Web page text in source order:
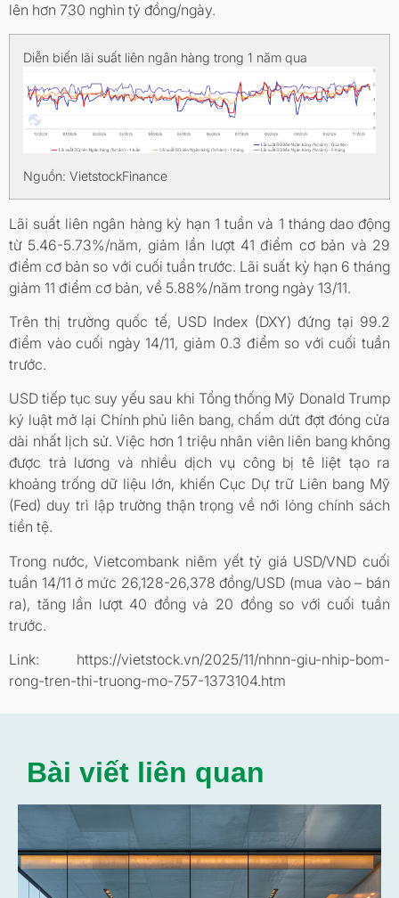
lên hơn 730 nghìn tỷ đồng/ngày.
Diễn biến lãi suất liên ngân hàng trong 1 năm qua
Nguồn: VietstockFinance
Lãi suất liên ngân hàng kỳ hạn 1 tuần và 1 tháng dao động
từ 5.46-5.73%/năm, giảm lần lượt 41 điểm cơ bản và 29
điểm cơ bản so với cuối tuần trước. Lãi suất kỳ hạn 6 tháng
giảm 11 điểm cơ bản, về 5.88%/năm trong ngày 13/11.
Trên thị trường quốc tế, USD Index (DXY) đứng tại 99.2
điểm vào cuối ngày 14/11, giảm 0.3 điểm so với cuối tuần
trước.
USD tiếp tục suy yếu sau khi Tổng thống Mỹ Donald Trump
ký luật mở lại Chính phủ liên bang, chấm dứt đợt đóng cửa
dài nhất lịch sử. Việc hơn 1 triệu nhân viên liên bang không
được trả lương và nhiều dịch vụ công bị tê liệt tạo ra
khoảng trống dữ liệu lớn, khiến Cục Dự trữ Liên bang Mỹ
(Fed) duy trì lập trường thận trọng về nới lỏng chính sách
tiền tệ.
Trong nước, Vietcombank niêm yết tỷ giá USD/VND cuối
tuần 14/11 ở mức 26,128-26,378 đồng/USD (mua vào – bán
ra), tăng lần lượt 40 đồng và 20 đồng so với cuối tuần
trước.
Link: https://vietstock.vn/2025/11/nhnn-giu-nhip-bom-
rong-tren-thi-truong-mo-757-1373104.htm
Bài viết liên quan